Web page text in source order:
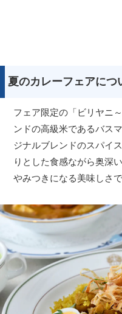
夏のカレーフェアにつ
フェア限定の「ビリヤニ
ンドの高級米であるバス
ジナルブレンドのスパイ
りとした食感ながら奥深
やみつきになる美味しさで